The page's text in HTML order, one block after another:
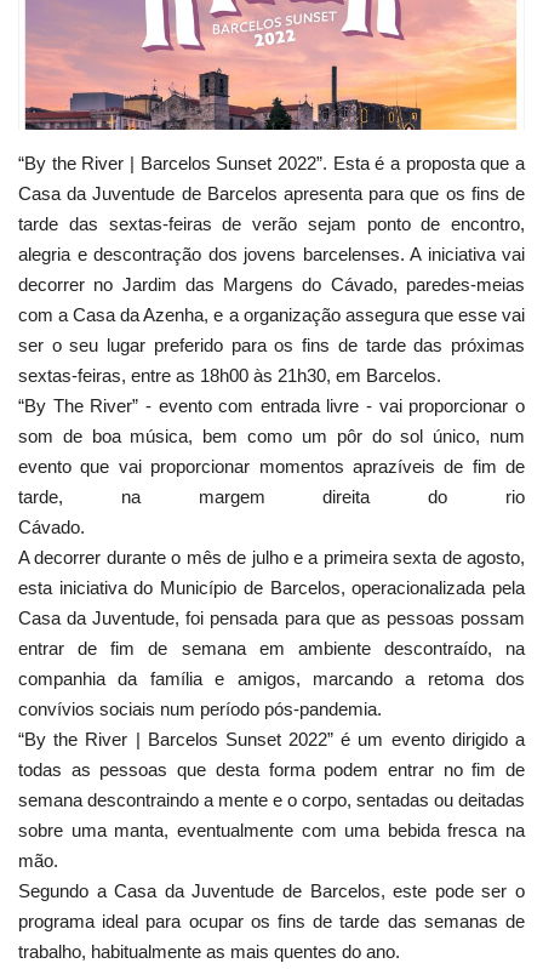
Estatuto Editorial
Saúde
Ficha técnica
Cultura
Lazer
Ambiente
“By the River | Barcelos Sunset 2022”. Esta é a proposta que a
Casa da Juventude de Barcelos apresenta para que os fins de
tarde das sextas-feiras de verão sejam ponto de encontro,
alegria e descontração dos jovens barcelenses. A iniciativa vai
decorrer no Jardim das Margens do Cávado, paredes-meias
com a Casa da Azenha, e a organização assegura que esse vai
ser o seu lugar preferido para os fins de tarde das próximas
sextas-feiras, entre as 18h00 às 21h30, em Barcelos.
“By The River” - evento com entrada livre - vai proporcionar o
som de boa música, bem como um pôr do sol único, num
evento que vai proporcionar momentos aprazíveis de fim de
tarde, na margem direita do rio
Cávado.
A decorrer durante o mês de julho e a primeira sexta de agosto,
esta iniciativa do Município de Barcelos, operacionalizada pela
Casa da Juventude, foi pensada para que as pessoas possam
entrar de fim de semana em ambiente descontraído, na
companhia da família e amigos, marcando a retoma dos
convívios sociais num período pós-pandemia.
“By the River | Barcelos Sunset 2022” é um evento dirigido a
todas as pessoas que desta forma podem entrar no fim de
semana descontraindo a mente e o corpo, sentadas ou deitadas
sobre uma manta, eventualmente com uma bebida fresca na
mão.
Segundo a Casa da Juventude de Barcelos, este pode ser o
programa ideal para ocupar os fins de tarde das semanas de
trabalho, habitualmente as mais quentes do ano.